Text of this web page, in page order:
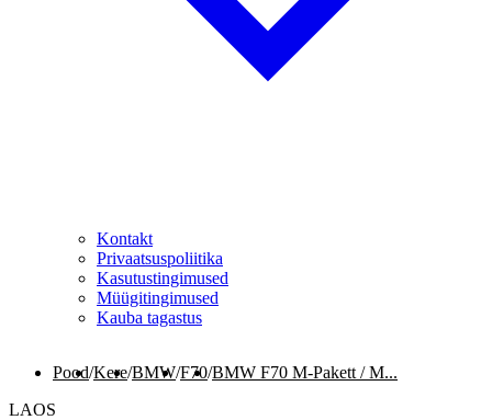
Kontakt
Privaatsuspoliitika
Kasutustingimused
Müügitingimused
Kauba tagastus
Pood/Kere/BMW/F70/BMW F70 M-Pakett / M...
LAOS